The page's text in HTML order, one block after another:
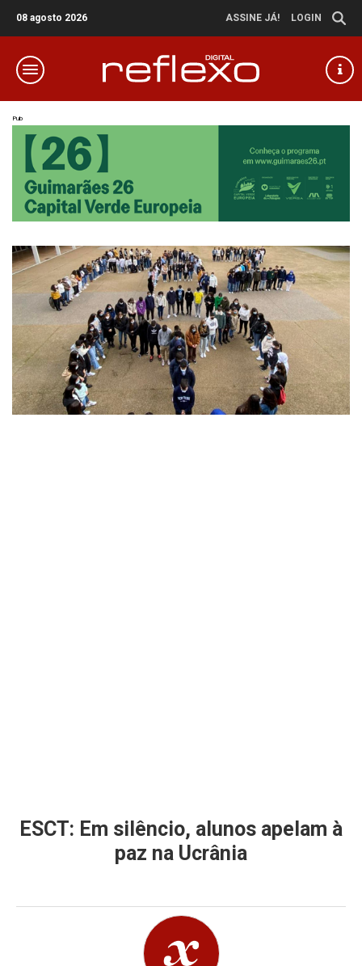
08 agosto 2026 ASSINE JÁ! LOGIN
Pub
ESCT: Em silêncio, alunos apelam à
paz na Ucrânia